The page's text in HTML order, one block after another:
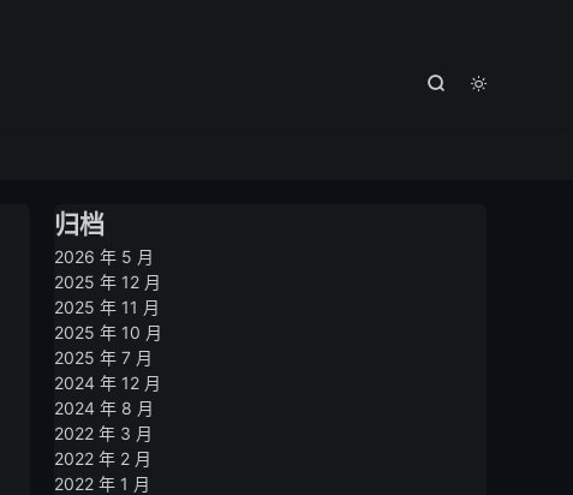


归档
2026 年 5 月
2025 年 12 月
2025 年 11 月
2025 年 10 月
2025 年 7 月
2024 年 12 月
2024 年 8 月
2022 年 3 月
2022 年 2 月
2022 年 1 月